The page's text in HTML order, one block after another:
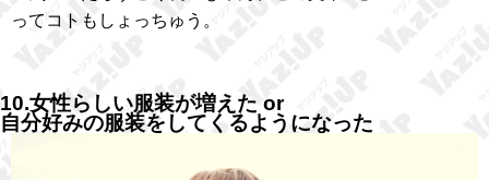
ってコトもしょっちゅう。
10.女性らしい服装が増えた or
自分好みの服装をしてくるようになった